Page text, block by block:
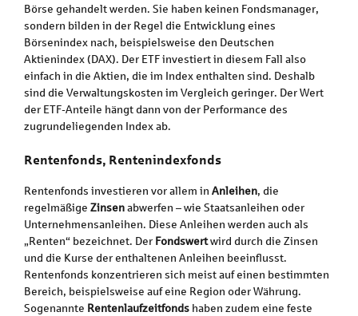
Börse gehandelt werden. Sie haben keinen Fondsmanager,
sondern bilden in der Regel die Entwicklung eines
Börsenindex nach, beispielsweise den Deutschen
Aktienindex (DAX). Der ETF investiert in diesem Fall also
einfach in die Aktien, die im Index enthalten sind. Deshalb
sind die Verwaltungskosten im Vergleich geringer. Der Wert
der ETF-Anteile hängt dann von der Performance des
zugrundeliegenden Index ab.
Rentenfonds, Rentenindexfonds
Rentenfonds investieren vor allem in Anleihen, die
regelmäßige Zinsenabwerfen – wie Staatsanleihen oder
Unternehmensanleihen. Diese Anleihen werden auch als
„Renten“ bezeichnet. Der Fondswertwird durch die Zinsen
und die Kurse der enthaltenen Anleihen beeinflusst.
Rentenfonds konzentrieren sich meist auf einen bestimmten
Bereich, beispielsweise auf eine Region oder Währung.
Sogenannte Rentenlaufzeitfondshaben zudem eine feste